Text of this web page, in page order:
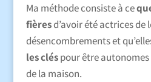
Ma méthode consiste à ce
fièresd’avoir été actrices de
désencombrements et
les cléspour être
de la maison.